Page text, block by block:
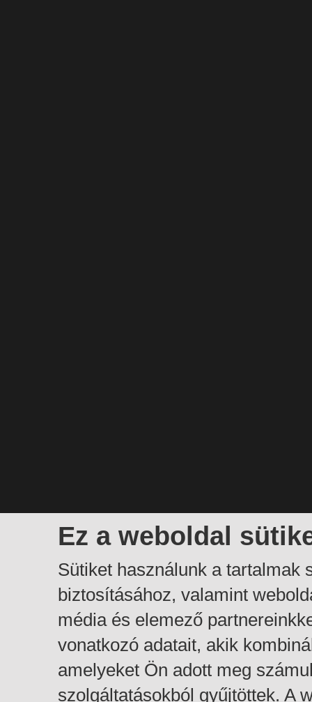
Ez a weboldal
Sütiket használunk a tartalmak
biztosításához, valamint
média és elemező
vonatkozó adatait, akik
amelyeket Ön adott meg
szolgáltatásokból gyűjtöttek. A